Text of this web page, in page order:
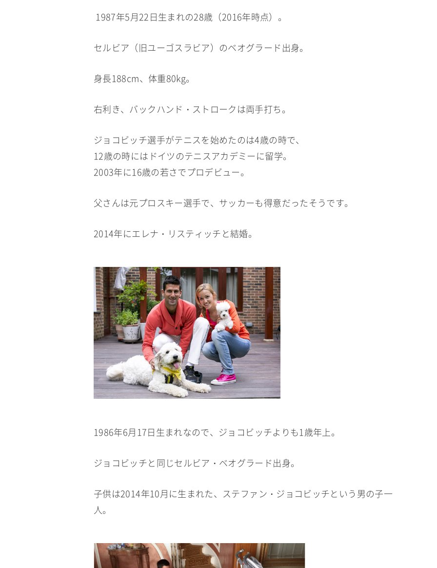
1987年5月22日生まれの28歳（2016年時点）。
セルビア（旧ユーゴスラビア）のベオグラード出身。
身長188cm、体重80kg。
右利き、バックハンド・ストロークは両手打ち。
ジョコビッチ選手がテニスを始めたのは4歳の時で、
12歳の時にはドイツのテニスアカデミーに留学。
2003年に16歳の若さでプロデビュー。
父さんは元プロスキー選手で、サッカーも得意だったそうです。
2014年にエレナ・リスティッチと結婚。
1986年6月17日生まれなので、ジョコビッチよりも1歳年上。
ジョコビッチと同じセルビア・ベオグラード出身。
子供は2014年10月に生まれた、ステファン・ジョコビッチという男の子一
人。